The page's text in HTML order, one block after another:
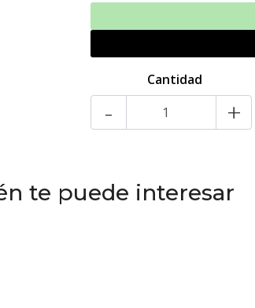
Cantidad
- +
te puede interesar